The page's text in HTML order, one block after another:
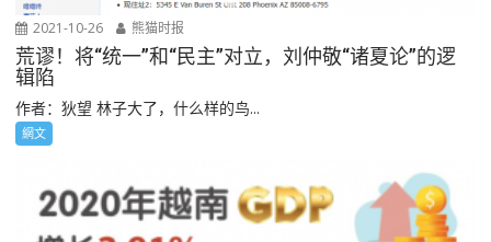
2021-10-26 熊猫时报
荒谬！将“统一”和“民主”对立，刘仲敬“诸夏论”的逻
辑陷
作者：狄望 林子大了，什么样的鸟...
網文